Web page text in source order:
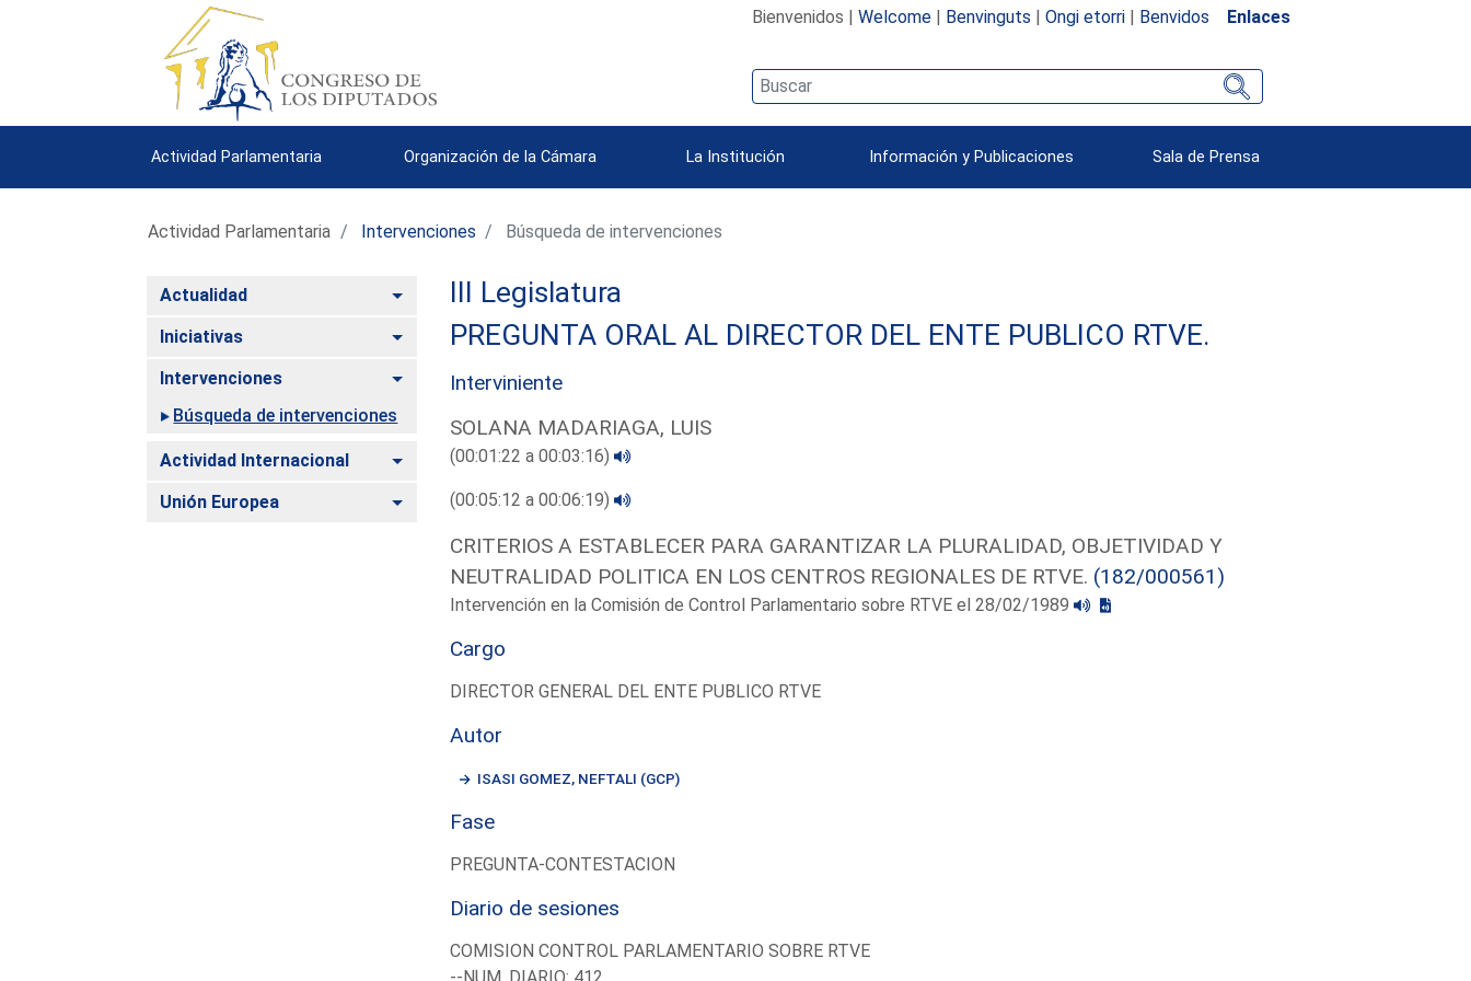
Bienvenidos | Welcome| Benvinguts | Ongi etorri| Benvidos Enlaces
Actividad Parlamentaria Organización de la Cámara La Institución Información y Publicaciones Sala de Prensa
Actividad Parlamentaria Intervenciones Búsqueda de intervenciones
Actualidad Alternar
Iniciativas Alternar
Intervenciones
Alternar
Búsqueda de intervenciones
Actividad Internacional Alternar
Unión Europea Alternar
III Legislatura
PREGUNTA ORAL AL DIRECTOR DEL ENTE PUBLICO RTVE.
Interviniente
SOLANA MADARIAGA, LUIS
(00:01:22 a 00:03:16)
(00:05:12 a 00:06:19)
CRITERIOS A ESTABLECER PARA GARANTIZAR LA PLURALIDAD, OBJETIVIDAD Y
NEUTRALIDAD POLITICA EN LOS CENTROS REGIONALES DE RTVE. (182/000561)
Intervención en la Comisión de Control Parlamentario sobre RTVE el 28/02/1989
Cargo
DIRECTOR GENERAL DEL ENTE PUBLICO RTVE
Autor
ISASI GOMEZ, NEFTALI (GCP)
Fase
PREGUNTA-CONTESTACION
Diario de sesiones
COMISION CONTROL PARLAMENTARIO SOBRE RTVE
--NUM. DIARIO: 412